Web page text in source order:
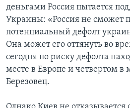
деньгами Россия пытается
Украины: «Россия не сможет
потенциальный дефолт
Она может его оттянуть во
сегодня по риску дефолта
месте в Европе и четвертом в
Березовец.